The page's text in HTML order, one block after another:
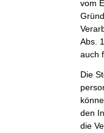
vom
Abs.
auch
Die
den
die